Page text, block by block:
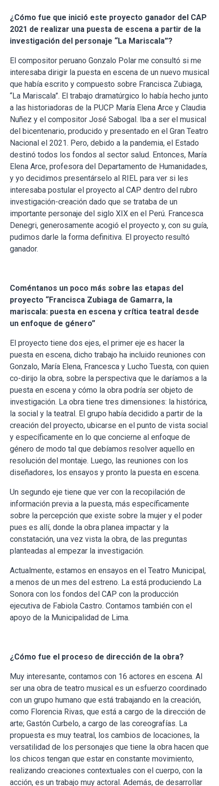
¿Cómo fue que inició este proyecto ganador del CAP
2021 de realizar una puesta de escena a partir de la
investigación del personaje “La Mariscala”?
El compositor peruano Gonzalo Polar me consultó si me
interesaba dirigir la puesta en escena de un nuevo musical
que había escrito y compuesto sobre Francisca Zubiaga,
“La Mariscala”. El trabajo dramatúrgico lo había hecho junto
a las historiadoras de la PUCP María Elena Arce y Claudia
Nuñez y el compositor José Sabogal. Iba a ser el musical
del bicentenario, producido y presentado en el Gran Teatro
Nacional el 2021. Pero, debido a la pandemia, el Estado
destinó todos los fondos al sector salud. Entonces, María
Elena Arce, profesora del Departamento de Humanidades,
y yo decidimos presentárselo al RIEL para ver si les
interesaba postular el proyecto al CAP dentro del rubro
investigación-creación dado que se trataba de un
importante personaje del siglo XIX en el Perú. Francesca
Denegri, generosamente acogió el proyecto y, con su guía,
pudimos darle la forma definitiva. El proyecto resultó
ganador.
Coméntanos un poco más sobre las etapas del
proyecto “Francisca Zubiaga de Gamarra, la
mariscala: puesta en escena y crítica teatral desde
un enfoque de género”
El proyecto tiene dos ejes, el primer eje es hacer la
puesta en escena, dicho trabajo ha incluido reuniones con
Gonzalo, María Elena, Francesca y Lucho Tuesta, con quien
co-dirijo la obra, sobre la perspectiva que le daríamos a la
puesta en escena y cómo la obra podría ser objeto de
investigación. La obra tiene tres dimensiones: la histórica,
la social y la teatral. El grupo había decidido a partir de la
creación del proyecto, ubicarse en el punto de vista social
y específicamente en lo que concierne al enfoque de
género de modo tal que debíamos resolver aquello en
resolución del montaje. Luego, las reuniones con los
diseñadores, los ensayos y pronto la puesta en escena.
Un segundo eje tiene que ver con la recopilación de
información previa a la puesta, más específicamente
sobre la percepción que existe sobre la mujer y el poder
pues es allí, donde la obra planea impactar y la
constatación, una vez vista la obra, de las preguntas
planteadas al empezar la investigación.
Actualmente, estamos en ensayos en el Teatro Municipal,
a menos de un mes del estreno. La está produciendo La
Sonora con los fondos del CAP con la producción
ejecutiva de Fabiola Castro. Contamos también con el
apoyo de la Municipalidad de Lima.
¿Cómo fue el proceso de dirección de la obra?
Muy interesante, contamos con 16 actores en escena. Al
ser una obra de teatro musical es un esfuerzo coordinado
con un grupo humano que está trabajando en la creación,
como Florencia Rivas, que está a cargo de la dirección de
arte; Gastón Curbelo, a cargo de las coreografías. La
propuesta es muy teatral, los cambios de locaciones, la
versatilidad de los personajes que tiene la obra hacen que
los chicos tengan que estar en constante movimiento,
realizando creaciones contextuales con el cuerpo, con la
acción, es un trabajo muy actoral. Además, de desarrollar